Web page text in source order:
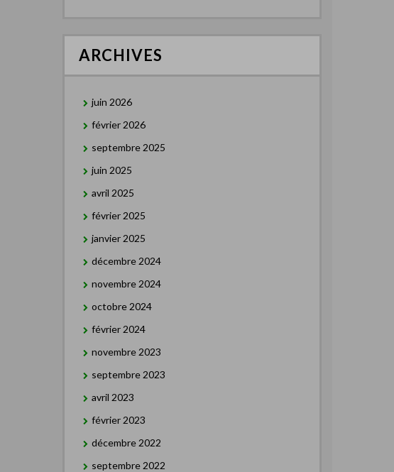
ARCHIVES
juin 2026
février 2026
septembre 2025
juin 2025
avril 2025
février 2025
janvier 2025
décembre 2024
novembre 2024
octobre 2024
février 2024
novembre 2023
septembre 2023
avril 2023
février 2023
décembre 2022
septembre 2022